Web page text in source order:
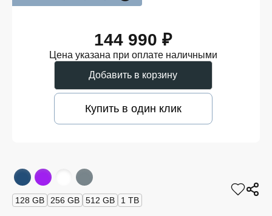
144 990 ₽
Цена указана при оплате наличными
Добавить в корзину
Купить в один клик
128 GB 256 GB 512 GB 1 TB